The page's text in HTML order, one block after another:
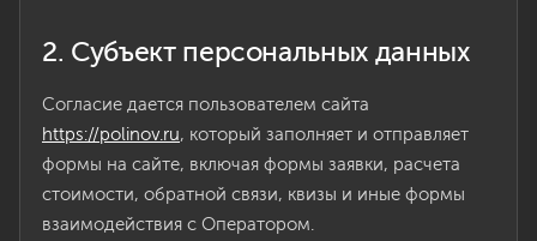
2. Субъект персональных данных
Согласие дается пользователем сайта
https://polinov.ru, который заполняет и отправляет
формы на сайте, включая формы заявки, расчета
стоимости, обратной связи, квизы и иные формы
взаимодействия с Оператором.